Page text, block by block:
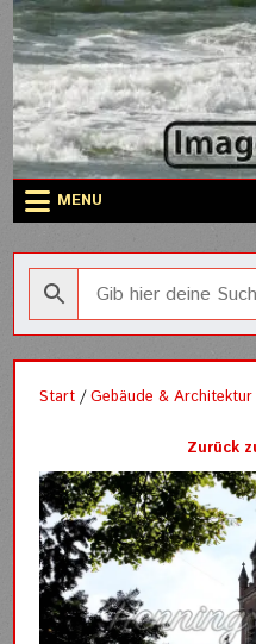
Skip
to
content
MENU
Start /Gebäude & Architektur
Zurück